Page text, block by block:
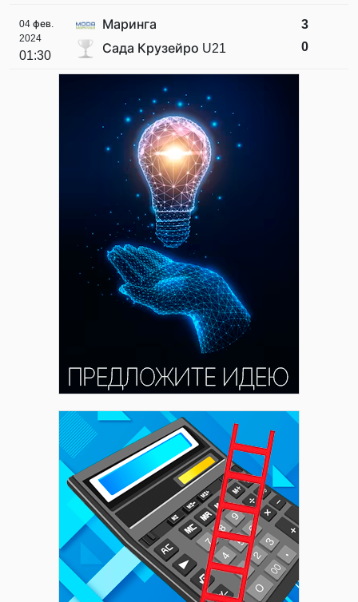
04 фев.
2024
01:30
Маринга
Сада Крузейро U21
3
0